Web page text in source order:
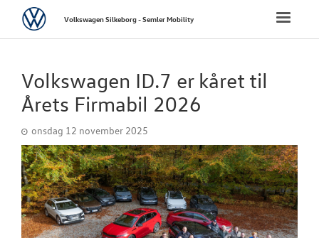
BRUGTE BILER
VÆRKSTED
Toggle
VolkswagenVolkswagen Silkeborg - Semler Mobility
Volkswagen ID.7 er kåret til
Årets Firmabil 2026
onsdag 12 november 2025